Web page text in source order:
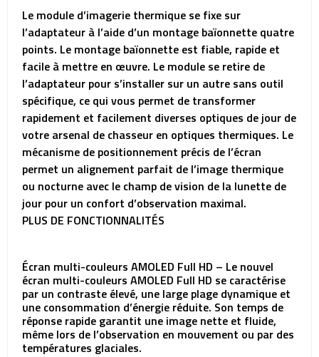
Le module d’imagerie thermique se fixe sur
l’adaptateur à l’aide d’un montage baïonnette quatre
points. Le montage baïonnette est fiable, rapide et
facile à mettre en œuvre. Le module se retire de
l’adaptateur pour s’installer sur un autre sans outil
spécifique, ce qui vous permet de transformer
rapidement et facilement diverses optiques de jour de
votre arsenal de chasseur en optiques thermiques. Le
mécanisme de positionnement précis de l’écran
permet un alignement parfait de l’image thermique
ou nocturne avec le champ de vision de la lunette de
jour pour un confort d’observation maximal.
PLUS DE FONCTIONNALITÉS
Écran multi-couleurs AMOLED Full HD – Le nouvel
écran multi-couleurs AMOLED Full HD se caractérise
par un contraste élevé, une large plage dynamique et
une consommation d’énergie réduite. Son temps de
réponse rapide garantit une image nette et fluide,
même lors de l’observation en mouvement ou par des
températures glaciales.